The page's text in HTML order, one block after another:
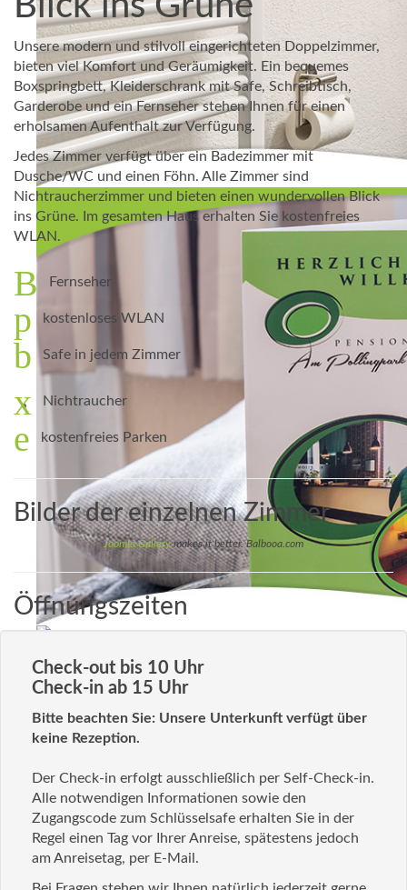
Unsere modern und stilvoll eingerichteten Doppelzimmer,
bieten viel Komfort und Geräumigkeit. Ein bequemes
Boxspringbett, Kleiderschrank mit Safe, Schreibtisch,
Garderobe und ein Fernseher stehen Ihnen für einen
erholsamen Aufenthalt zur Verfügung.
Jedes Zimmer verfügt über ein Badezimmer mit
Dusche/WC und einen Föhn. Alle Zimmer sind
Nichtraucherzimmer und bieten einen wundervollen Blick
ins Grüne. Im gesamten Haus erhalten Sie kostenfreies
WLAN.
Fernseher
kostenloses WLAN
Safe in jedem Zimmer
Nichtraucher
kostenfreies Parken
Bilder der einzelnen Zimmer
Joomla Gallerymakes it better. Balbooa.com
Öffnungszeiten
Check-out bis 10 Uhr
Check-in ab 15 Uhr
Bitte beachten Sie: Unsere Unterkunft verfügt über
keine Rezeption.
Der Check-in erfolgt ausschließlich per Self-Check-in.
Alle notwendigen Informationen sowie den
Zugangscode zum Schlüsselsafe erhalten Sie in der
Regel einen Tag vor Ihrer Anreise, spätestens jedoch
am Anreisetag, per E-Mail.